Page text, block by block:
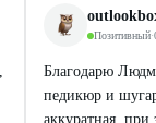
Позитивный·
Благодарю
педикюр и
аккуратная, при